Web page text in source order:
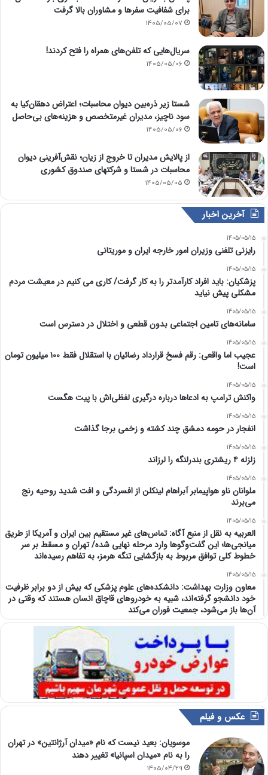
برای شفافیت سفرها و مشاوران بالا گرفت
1405/05/07
سریال‌هایی که تلفن‌های همراه را فتح کردند!
1405/05/06
شستا زیر ذره‌بین دیوان محاسبات؛ اعتراض دهقان‌کیا به
سود ناچیز، مدیران غیرمتخصص و هزینه‌های بی‌حاصل
1405/05/06
از پالایش مدیران تا خروج از زیان؛ نقش‌آفرینی دیوان
محاسبات در شستا و شرکتهای صندوق کشوری
1405/05/05
آخرین اخبار
1405/05/15
رایزنی تلفنی وزیران امور خارجه ایران و موریتانی
1405/05/15
پزشکیان: باید افراد کارآمدتر را به کار گرفت/ کاری می کنیم در معیشت مردم
مشکلی پیش نیاید
1405/05/15
سامانه‌های تامین اجتماعی بدون قطعی و اختلال در دسترس است
1405/05/15
عجیب اما واقعی: رقم فسخ قرارداد رضائیان با استقلال فقط ۱۰۰ میلیون تومان
است!
1405/05/15
واکنش ترامپ به ادعاها درباره درگیری لفظی‌اش با پیت هگست
1405/05/15
انفجار در حومه دمشق چند کشته و زخمی برجا گذاشت
1405/05/15
زلزله ۴ ریشتری بندرلنگه را لرزاند
1405/05/15
ملوانان ناو هواپیمابر آبراهام لینکلن از افسردگی و افت شدید روحیه رنج
می‌برند
1405/05/15
العربیه به نقل از منبع آگاه: تماس‌های غیر مستقیم بین ایران و آمریکا از طریق
میانجی‌ها؛ این گفت‌و‌گو‌ها وارد مرحله نهایی شده/ تهران و مسقط بر سر
خطوط کلی توافق مربوط به بازگشایی تنگه هرمز، به تفاهم رسیده‌اند
1405/05/15
معاون وزارت بهداشت: دانشکده‌های علوم پزشکی که بیش از دو برابر ظرفیت
خود دانشجو گرفته‌اند، شبیه به خودرو‌های قاچاق انسان هستند که وقتی در
آن‌ها باز می‌شود، جمعیت فوران می‌کند
عکس و فیلم
موسویان: بعید نیست که نام «میدان آرژانتین» در تهران
را به نام «میدان اسپانیا» تغییر دهند
1405/04/29